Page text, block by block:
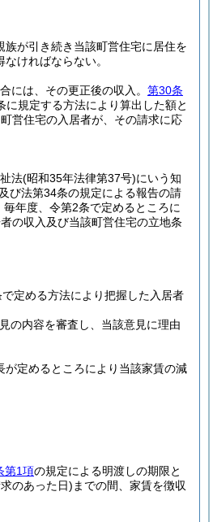
が引き続き当該町営住宅に居住を
ければならない。
には、その更正後の収入。 第30条
に規定する方法により算出した額と
営住宅の入居者が、その請求に応
法(昭和35年法律第37号)にいう知
び法第34条の規定による報告の請
年度、令第2条で定めるところに
の収入及び当該町営住宅の立地条
定める方法により把握した入居者
の内容を審査し、当該意見に理由
定めるところにより当該家賃の減
第1項の規定による明渡しの期限と
のあった日) までの間、家賃を徴収